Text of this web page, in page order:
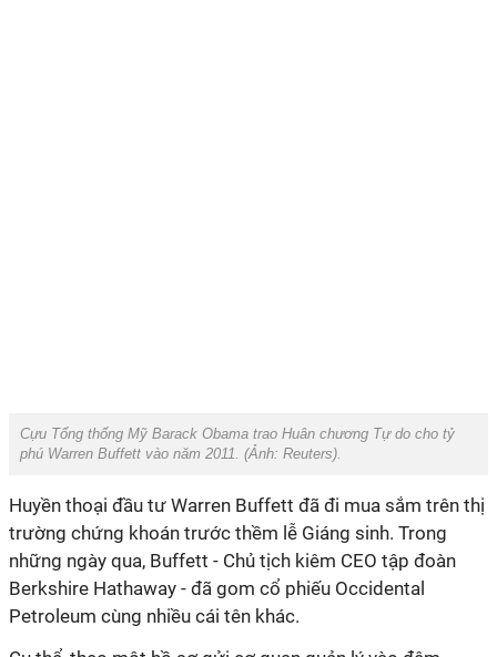
Cựu Tổng thống Mỹ Barack Obama trao Huân chương Tự do cho tỷ
phú Warren Buffett vào năm 2011. (Ảnh: Reuters).
Huyền thoại đầu tư Warren Buffett đã đi mua sắm trên thị
trường chứng khoán trước thềm lễ Giáng sinh. Trong
những ngày qua, Buffett - Chủ tịch kiêm CEO tập đoàn
Berkshire Hathaway - đã gom cổ phiếu Occidental
Petroleum cùng nhiều cái tên khác.